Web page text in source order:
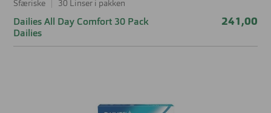
Sfæriske 30 Linser i pakken
Dailies All Day Comfort 30 Pack
Dailies
241,00